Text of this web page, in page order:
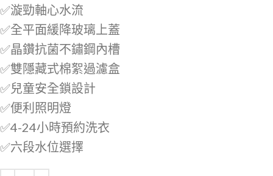
✅漩勁軸心水流
✅全平面緩降玻璃上蓋
✅晶鑽抗菌不鏽鋼內槽
✅雙隱藏式棉絮過濾盒
✅兒童安全鎖設計
✅便利照明燈
✅4-24小時預約洗衣
✅六段水位選擇